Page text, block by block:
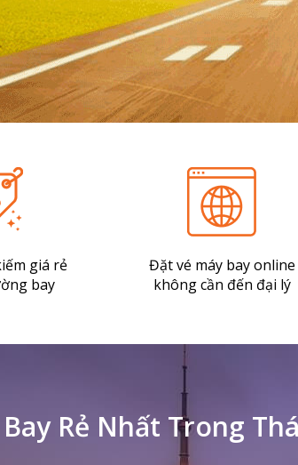
giá rẻ
bay
Đặt vé máy bay online
không cần đến đại lý
Rẻ Nhất Trong